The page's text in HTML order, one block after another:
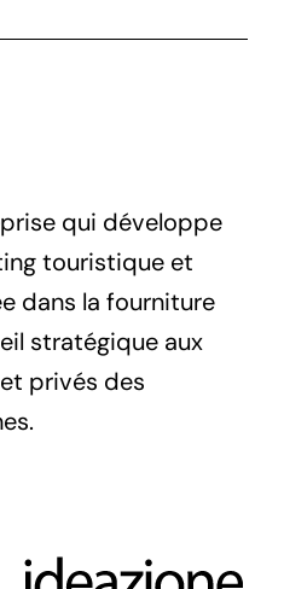
qui développe
touristique et
dans la fourniture
stratégique aux
privés des